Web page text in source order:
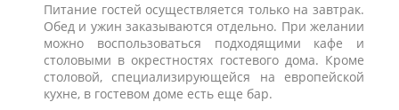
Питание гостей осуществляется только на завтрак.
Обед и ужин заказываются отдельно. При желании
можно воспользоваться подходящими кафе и
столовыми в окрестностях гостевого дома. Кроме
столовой, специализирующейся на европейской
кухне, в гостевом доме есть еще бар.